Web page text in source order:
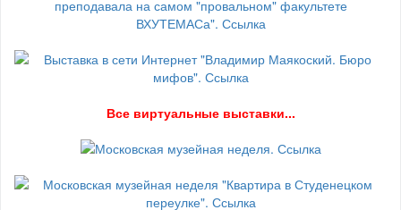
Все виртуальные выставки...